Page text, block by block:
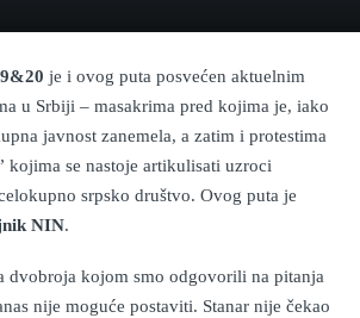
je i ovog puta posvećen aktuelnim
u Srbiji – masakrima pred kojima je, iako
javnost zanemela, a zatim i protestima
kojima se nastoje artikulisati uzroci
srpsko društvo. Ovog puta je
NIN.
dvobroja kojom smo odgovorili na pitanja
nije moguće postaviti. Stanar nije čekao